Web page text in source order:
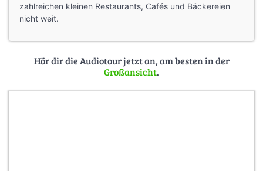
zahlreichen kleinen Restaurants, Cafés und Bäckereien
nicht weit.
Hör dir die Audiotour jetzt an, am besten in der
Großansicht.